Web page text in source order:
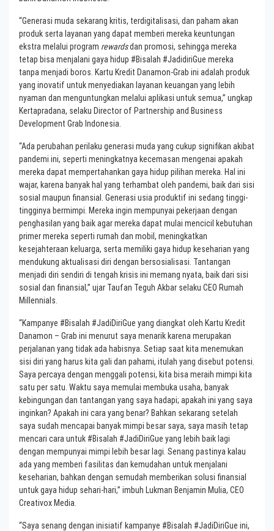
“Generasi muda sekarang kritis, terdigitalisasi, dan paham akan
produk serta layanan yang dapat memberi mereka keuntungan
ekstra melalui program rewardsdan promosi, sehingga mereka
tetap bisa menjalani gaya hidup #Bisalah #JadidiriGue mereka
tanpa menjadi boros. Kartu Kredit Danamon-Grab ini adalah produk
yang inovatif untuk menyediakan layanan keuangan yang lebih
nyaman dan menguntungkan melalui aplikasi untuk semua,” ungkap
Kertapradana, selaku Director of Partnership and Business
Development Grab Indonesia.
“Ada perubahan perilaku generasi muda yang cukup signifikan akibat
pandemi ini, seperti meningkatnya kecemasan mengenai apakah
mereka dapat mempertahankan gaya hidup pilihan mereka. Hal ini
wajar, karena banyak hal yang terhambat oleh pandemi, baik dari sisi
sosial maupun finansial. Generasi usia produktif ini sedang tinggi-
tingginya bermimpi. Mereka ingin mempunyai pekerjaan dengan
penghasilan yang baik agar mereka dapat mulai mencicil kebutuhan
primer mereka seperti rumah dan mobil, meningkatkan
kesejahteraan keluarga, serta memiliki gaya hidup keseharian yang
mendukung aktualisasi diri dengan bersosialisasi. Tantangan
menjadi diri sendiri di tengah krisis ini memang nyata, baik dari sisi
sosial dan finansial,” ujar Taufan Teguh Akbar selaku CEO Rumah
Millennials.
“Kampanye #Bisalah #JadiDiriGue yang diangkat oleh Kartu Kredit
Danamon – Grab ini menurut saya menarik karena merupakan
perjalanan yang tidak ada habisnya. Setiap saat kita menemukan
sisi diri yang harus kita gali dan pahami, itulah yang disebut potensi.
Saya percaya dengan menggali potensi, kita bisa meraih mimpi kita
satu per satu. Waktu saya memulai membuka usaha, banyak
kebingungan dan tantangan yang saya hadapi; apakah ini yang saya
inginkan? Apakah ini cara yang benar? Bahkan sekarang setelah
saya sudah mencapai banyak mimpi besar saya, saya masih tetap
mencari cara untuk #Bisalah #JadiDiriGue yang lebih baik lagi
dengan mempunyai mimpi lebih besar lagi. Senang pastinya kalau
ada yang memberi fasilitas dan kemudahan untuk menjalani
keseharian, bahkan dengan semudah memberikan solusi finansial
untuk gaya hidup sehari-hari,” imbuh Lukman Benjamin Mulia, CEO
Creativox Media.
“Saya senang dengan inisiatif kampanye #Bisalah #JadiDiriGue ini,